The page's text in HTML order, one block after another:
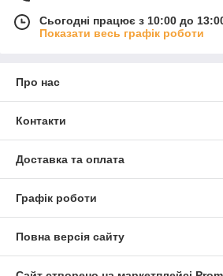
Сьогодні працює з 10:00 до
Показати весь графік роботи
Про нас
Контакти
Доставка та оплата
Графік роботи
Повна версія сайту